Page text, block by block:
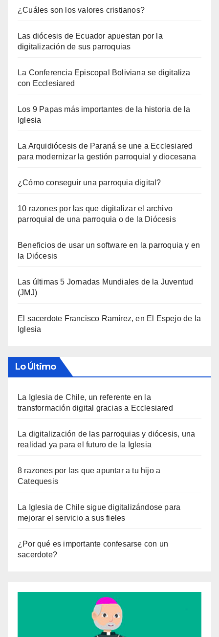
¿Cuáles son los valores cristianos?
Las diócesis de Ecuador apuestan por la
digitalización de sus parroquias
La Conferencia Episcopal Boliviana se digitaliza
con Ecclesiared
Los 9 Papas más importantes de la historia de la
Iglesia
La Arquidiócesis de Paraná se une a Ecclesiared
para modernizar la gestión parroquial y diocesana
¿Cómo conseguir una parroquia digital?
10 razones por las que digitalizar el archivo
parroquial de una parroquia o de la Diócesis
Beneficios de usar un software en la parroquia y en
la Diócesis
Las últimas 5 Jornadas Mundiales de la Juventud
(JMJ)
El sacerdote Francisco Ramírez, en El Espejo de la
Iglesia
Lo Último
La Iglesia de Chile, un referente en la
transformación digital gracias a Ecclesiared
La digitalización de las parroquias y diócesis, una
realidad ya para el futuro de la Iglesia
8 razones por las que apuntar a tu hijo a
Catequesis
La Iglesia de Chile sigue digitalizándose para
mejorar el servicio a sus fieles
¿Por qué es importante confesarse con un
sacerdote?